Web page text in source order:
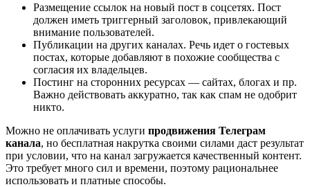
Размещение ссылок на новый пост в соцсетях. Пост
должен иметь триггерный заголовок, привлекающий
внимание пользователей.
Публикации на других каналах. Речь идет о гостевых
постах, которые добавляют в похожие сообщества с
согласия их владельцев.
Постинг на сторонних ресурсах — сайтах, блогах и пр.
Важно действовать аккуратно, так как спам не одобрит
никто.
Можно не оплачивать услуги продвижения Телеграм
канала, но бесплатная накрутка своими силами даст результат
при условии, что на канал загружается качественный контент.
Это требует много сил и времени, поэтому рациональнее
использовать и платные способы.